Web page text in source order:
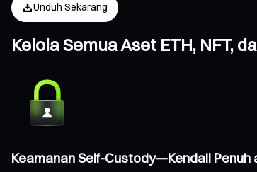
Unduh Sekarang
Kelola Semua Aset ETH, NFT,
Keamanan Self-Custody—Kendali Penuh